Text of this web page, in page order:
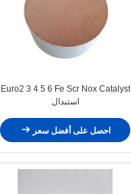
Euro2 3 4 5 6 Fe Scr Nox Catalyst
استبدال
احصل على أفضل سعر